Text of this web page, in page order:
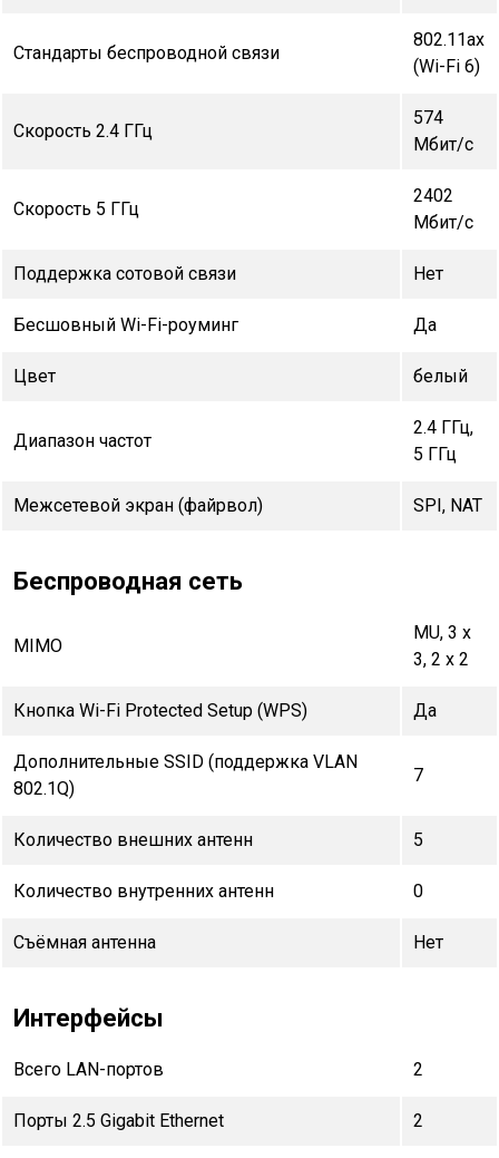
Стандарты беспроводной связи
802.11ax
(Wi-Fi 6)
Скорость 2.4 ГГц
574
Мбит/с
Скорость 5 ГГц
2402
Мбит/с
Поддержка сотовой связи Нет
Бесшовный Wi-Fi-роуминг Да
Цвет белый
Диапазон частот
2.4 ГГц,
5 ГГц
Межсетевой экран (файрвол) SPI, NAT
Беспроводная сеть
MIMO
MU, 3 x
3, 2 x 2
Кнопка Wi-Fi Protected Setup (WPS) Да
Дополнительные SSID (поддержка VLAN
802.1Q)
7
Количество внешних антенн 5
Количество внутренних антенн 0
Съёмная антенна Нет
Интерфейсы
Всего LAN-портов 2
Порты 2.5 Gigabit Ethernet 2